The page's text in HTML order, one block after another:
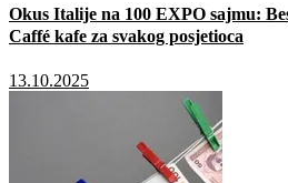
Okus Italije na 100 EXPO sajmu:
Caffé kafe za svakog posjetioca
13.10.2025